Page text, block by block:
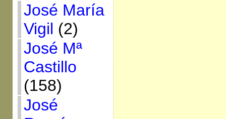
José María
Vigil (2)
José Mª
Castillo
(158)
José